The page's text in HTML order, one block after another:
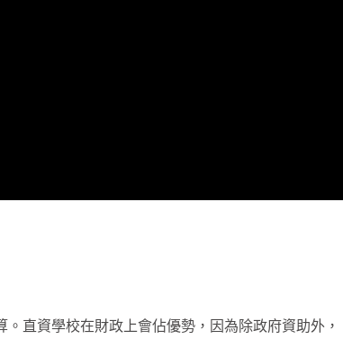
直資學校在財政上會佔優勢，因為除政府資助外，